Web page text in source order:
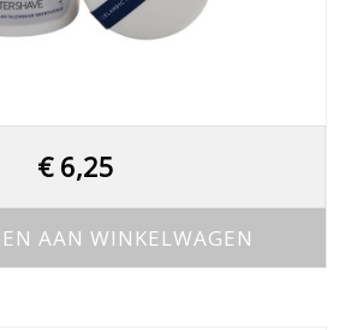
€6,25
AAN WINKELWAGEN